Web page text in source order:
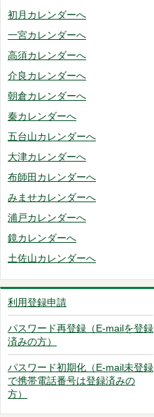
初月カレンダーへ
一宮カレンダーへ
高須カレンダーへ
介良カレンダーへ
朝倉カレンダーへ
秦カレンダーへ
五台山カレンダーへ
大津カレンダーへ
布師田カレンダーへ
みませカレンダーへ
浦戸カレンダーへ
鏡カレンダーへ
土佐山カレンダーへ
利用登録申請
パスワード再登録（E-mailを登録
済みの方）
パスワード初期化（E-mail未登録
で携帯電話番号は登録済みの
方）